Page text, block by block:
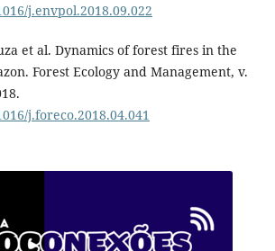
j.envpol.2018.09.022
et al. Dynamics of forest fires in the
Forest Ecology and Management, v.
j.foreco.2018.04.041